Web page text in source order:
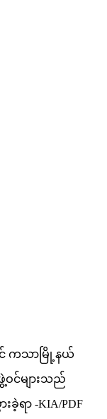
ကသာမြို့နယ်
ဝင်များသည်
ခဲ့ရာ -KIA/PDF